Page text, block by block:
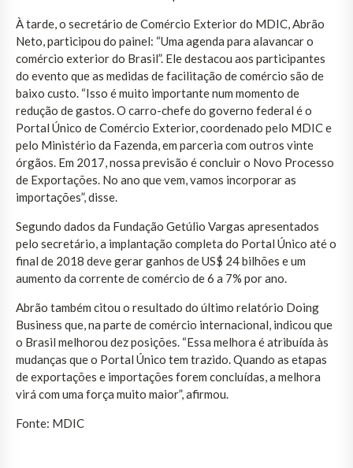
À tarde, o secretário de Comércio Exterior do MDIC, Abrão
Neto, participou do painel: “Uma agenda para alavancar o
comércio exterior do Brasil”. Ele destacou aos participantes
do evento que as medidas de facilitação de comércio são de
baixo custo. “Isso é muito importante num momento de
redução de gastos. O carro-chefe do governo federal é o
Portal Único de Comércio Exterior, coordenado pelo MDIC e
pelo Ministério da Fazenda, em parceria com outros vinte
órgãos. Em 2017, nossa previsão é concluir o Novo Processo
de Exportações. No ano que vem, vamos incorporar as
importações”, disse.
Segundo dados da Fundação Getúlio Vargas apresentados
pelo secretário, a implantação completa do Portal Único até o
final de 2018 deve gerar ganhos de US$ 24 bilhões e um
aumento da corrente de comércio de 6 a 7% por ano.
Abrão também citou o resultado do último relatório Doing
Business que, na parte de comércio internacional, indicou que
o Brasil melhorou dez posições. “Essa melhora é atribuída às
mudanças que o Portal Único tem trazido. Quando as etapas
de exportações e importações forem concluídas, a melhora
virá com uma força muito maior”, afirmou.
Fonte: MDIC